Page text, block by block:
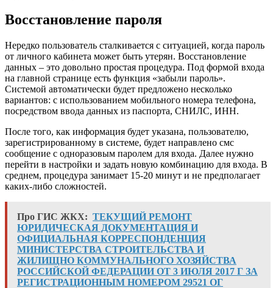
Восстановление пароля
Нередко пользователь сталкивается с ситуацией, когда пароль
от личного кабинета может быть утерян. Восстановление
данных – это довольно простая процедура. Под формой входа
на главной странице есть функция «забыли пароль».
Системой автоматически будет предложено несколько
вариантов: с использованием мобильного номера телефона,
посредством ввода данных из паспорта, СНИЛС, ИНН.
После того, как информация будет указана, пользователю,
зарегистрированному в системе, будет направлено смс
сообщение с одноразовым паролем для входа. Далее нужно
перейти в настройки и задать новую комбинацию для входа. В
среднем, процедура занимает 15-20 минут и не предполагает
каких-либо сложностей.
Про ГИС ЖКХ: ТЕКУЩИЙ РЕМОНТ
ЮРИДИЧЕСКАЯ ДОКУМЕНТАЦИЯ И
ОФИЦИАЛЬНАЯ КОРРЕСПОНДЕНЦИЯ
МИНИСТЕРСТВА СТРОИТЕЛЬСТВА И
ЖИЛИЩНО КОММУНАЛЬНОГО ХОЗЯЙСТВА
РОССИЙСКОЙ ФЕДЕРАЦИИ ОТ 3 ИЮЛЯ 2017 Г ЗА
РЕГИСТРАЦИОННЫМ НОМЕРОМ 29521 ОГ